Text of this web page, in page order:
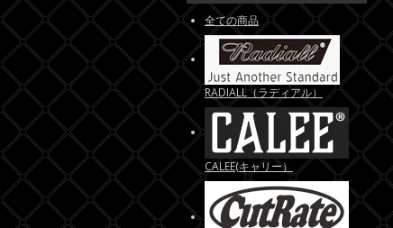
全ての商品
RADIALL（ラディアル）
CALEE(キャリー）